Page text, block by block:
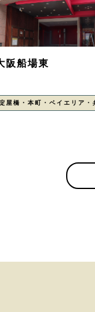
阪船場東
屋橋・本町・ベイエリア・